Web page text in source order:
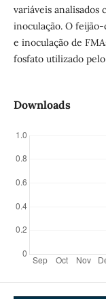
variáveis analisados
inoculação. O
e inoculação de
fosfato utilizado
Downloads